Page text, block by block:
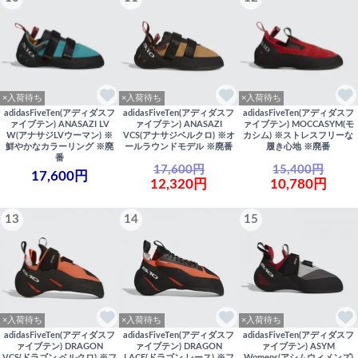
×入荷待ち
adidasFiveTen(アディダスフ
ァイブテン) ANASAZI LV
W(アナサジLVウーマン) ※
鮮やかなカラーリング ※廃
番
17,600円
×入荷待ち
adidasFiveTen(アディダスフ
ァイブテン) ANASAZI
VCS(アナサジベルクロ) ※オ
ールラウンドモデル ※廃番
17,600円
12,320円
×入荷待ち
adidasFiveTen(アディダスフ
ァイブテン) MOCCASYM(モ
カシム) ※ストレスフリーな
履き心地 ※廃番
15,400円
10,780円
13
×入荷待ち
adidasFiveTen(アディダスフ
ァイブテン) DRAGON
14
×入荷待ち
adidasFiveTen(アディダスフ
ァイブテン) DRAGON
15
×入荷待ち
adidasFiveTen(アディダスフ
ァイブテン) ASYM